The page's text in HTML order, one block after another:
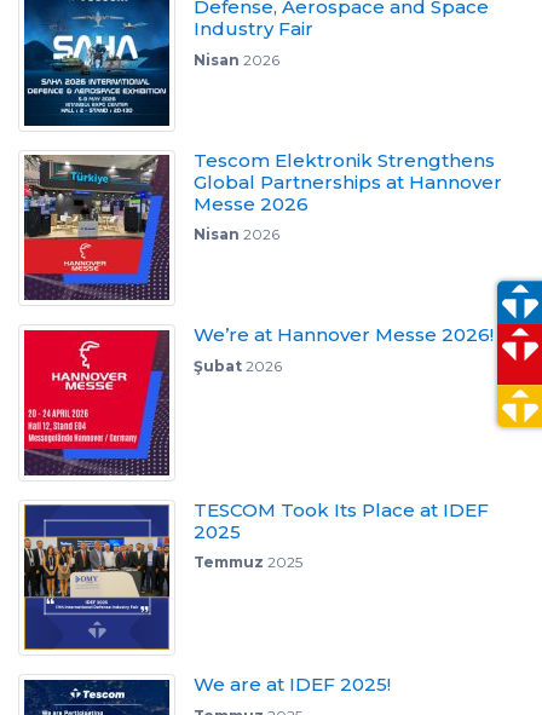
Defense, Aerospace and Space
Industry Fair
Nisan 2026
Tescom Elektronik Strengthens
Global Partnerships at Hannover
Messe 2026
Nisan 2026
We’re at Hannover Messe 2026!
Şubat2026
TESCOM Took Its Place at IDEF
2025
Temmuz 2025
We are at IDEF 2025!